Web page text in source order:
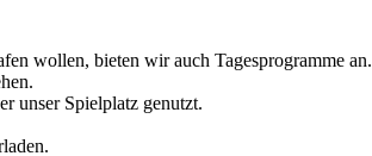
wollen, bieten wir auch Tagesprogramme an.
unser Spielplatz genutzt.